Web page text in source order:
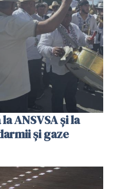
ANSVSA și la
și gaze